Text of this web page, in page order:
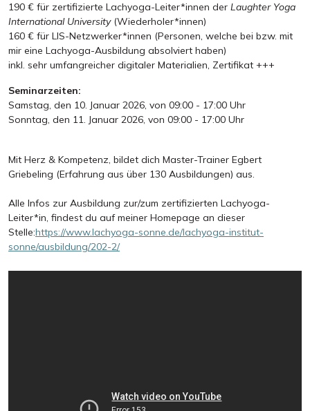
190 € für zertifizierte Lachyoga-Leiter*innen der Laughter Yoga
International University (Wiederholer*innen)
160 € für LIS-Netzwerker*innen (Personen, welche bei bzw. mit
mir eine Lachyoga-Ausbildung absolviert haben)
inkl. sehr umfangreicher digitaler Materialien, Zertifikat +++
Seminarzeiten:
Samstag, den 10. Januar 2026, von 09:00 - 17:00 Uhr
Sonntag, den 11. Januar 2026, von 09:00 - 17:00 Uhr
Mit Herz & Kompetenz, bildet dich Master-Trainer Egbert
Griebeling (Erfahrung aus über 130 Ausbildungen) aus.
Alle Infos zur Ausbildung zur/zum zertifizierten Lachyoga-
Leiter*in, findest du auf meiner Homepage an dieser
Stelle:https://www.lachyoga-sonne.de/lachyoga-institut-
sonne/ausbildung/202-2/